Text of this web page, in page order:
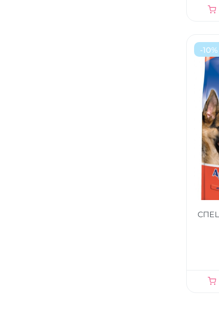
-10%